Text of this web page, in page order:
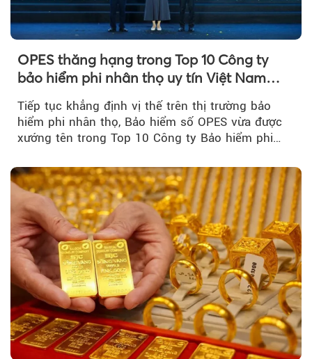
OPES thăng hạng trong Top 10 Công ty
bảo hiểm phi nhân thọ uy tín Việt Nam
Tiếp tục khẳng định vị thế trên thị trường bảo
hiểm phi nhân thọ, Bảo hiểm số OPES vừa được
xướng tên trong Top 10 Công ty Bảo hiểm phi